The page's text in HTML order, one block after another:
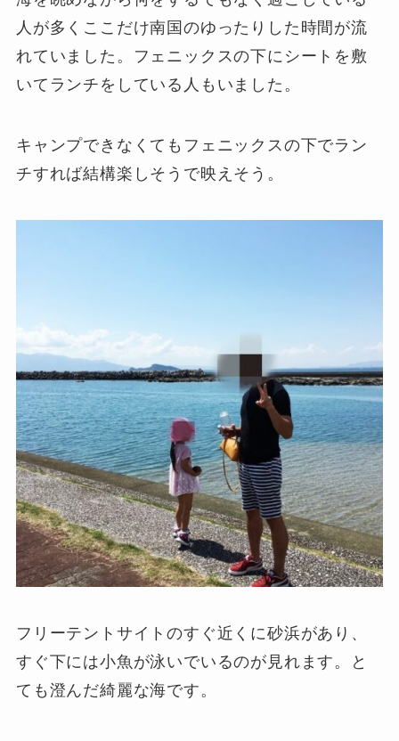
人が多くここだけ南国のゆったりした時間が流
れていました。フェニックスの下にシートを敷
いてランチをしている人もいました。
キャンプできなくてもフェニックスの下でラン
チすれば結構楽しそうで映えそう。
フリーテントサイトのすぐ近くに砂浜があり、
すぐ下には小魚が泳いでいるのが見れます。と
ても澄んだ綺麗な海です。